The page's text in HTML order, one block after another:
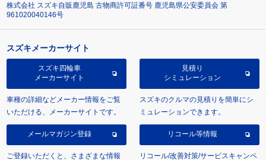
株式会社 スズキ自販鹿児島 古物商許可証番号 鹿児島県公安委員会 第
961020040146号
スズキメーカーサイト
スズキ四輪車
メーカーサイト
車種の詳細などメーカー情報をご覧
いただける、メーカーサイトです。
見積り
シミュレーション
スズキのクルマの見積りを簡単にシ
ミュレーションできます。
メールマガジン登録
ご登録いただくと、さまざまな情報
リコール等情報
リコール/改善対策/サービスキャンペ